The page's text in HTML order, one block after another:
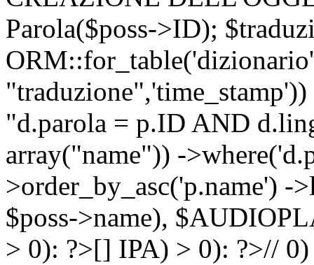
Parola($poss->ID);
"d.parola = p.ID AND
array("name")) -
>order_by_asc('p.name')
$poss->name),
> 0): ?>[] IPA) > 0): ?>//